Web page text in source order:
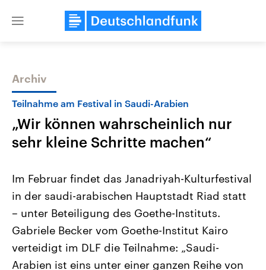
Close
Themen
Landtagswahl Sachsen-Anhalt
2026
Alle Informationen
Sachsen-Anhalt wählt am 6.
September 2026 einen neuen
Landtag. Seit 2021 wird das
Bundesland von einer Koalition aus
USA
Aktuelle Beiträge,
Hintergründe
Wirtschaftlich und
gehören die Vereinigten
den mächtigsten Ländern
mit großem Einfluss auf
Archiv
Teilnahme am Festival in Saudi-Arabien
„Wir können wahrscheinlich nur
sehr kleine Schritte machen“
Im Februar findet das Janadriyah-Kulturfestival
in der saudi-arabischen Hauptstadt Riad statt
– unter Beteiligung des Goethe-Instituts.
Gabriele Becker vom Goethe-Institut Kairo
verteidigt im DLF die Teilnahme: „Saudi-
Arabien ist eins unter einer ganzen Reihe von